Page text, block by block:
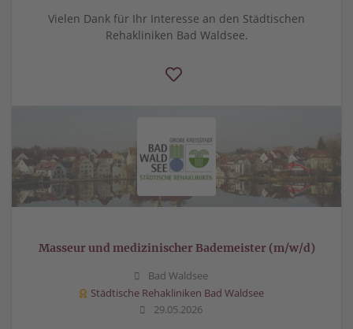
Vielen Dank für Ihr Interesse an den Städtischen
Rehakliniken Bad Waldsee.
Masseur und medizinischer Bademeister (m/w/d)
Bad Waldsee
Städtische Rehakliniken Bad Waldsee
29.05.2026